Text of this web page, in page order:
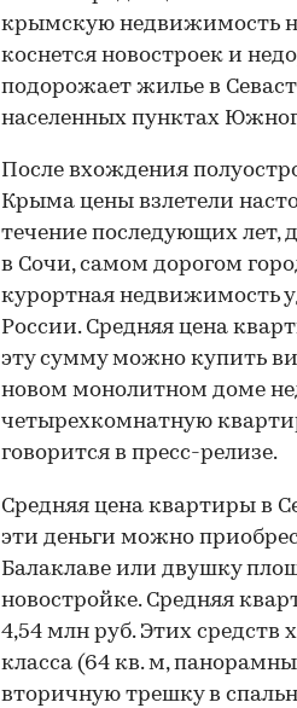
крымскую недвижимость
коснется новостроек и
подорожает жилье в
населенных пунктах
После вхождения
Крыма цены взлетели
течение последующих лет,
в Сочи, самом дорогом
курортная недвижимость
России. Средняя цена
эту сумму можно купить
новом монолитном доме
четырехкомнатную
говорится в пресс-релизе.
Средняя цена квартиры в
эти деньги можно
Балаклаве или двушку
новостройке. Средняя
4,54 млн руб. Этих средств
класса (64 кв. м,
вторичную трешку в